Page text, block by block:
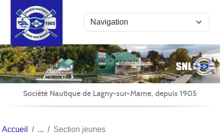
Société Nautique de Lagny-sur-Marne, depuis 1905
Accueil Section jeunes
Panneau de gestion des cookies